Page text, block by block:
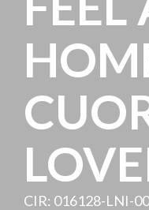
principale
CIR: 016128-LNI-